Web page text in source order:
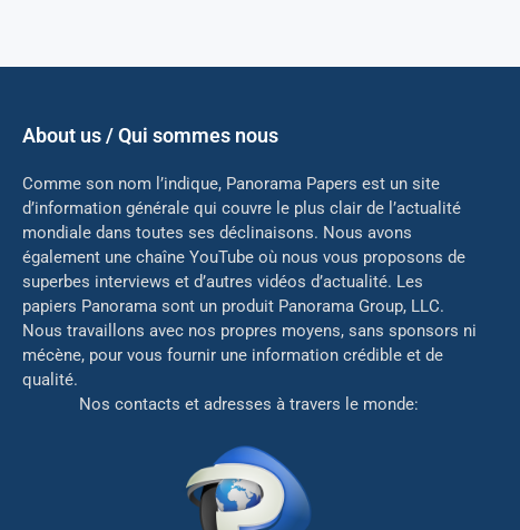
About us / Qui sommes nous
Comme son nom l’indique, Panorama Papers est un site
d’information générale qui couvre le plus clair de l’actualité
mondiale dans toutes ses déclinaisons. Nous avons
également une chaîne YouTube où nous vous proposons de
superbes interviews et d’autres vidéos d’actualité. Les
papiers Panorama sont un produit Panorama Group, LLC.
Nous travaillons avec nos propres moyens, sans sponsors ni
mécène, pour vous fournir une information crédible et de
qualité.
Nos contacts et adresses à travers le monde: